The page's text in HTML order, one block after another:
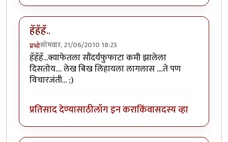
हॅहॅहॅ..
प्रभोसोमवार, 21/06/2010 18:23
हॅहॅहॅ...क्याफेतला सौंदर्यफुफाटा कमी झालेला
दिसतोय.... लेख बिख लिहायला लागलास ....ते पण
विचारजंती... ;)
प्रतिसाद देण्यासाठीलॉग इन कराकिंवासदस्य व्हा